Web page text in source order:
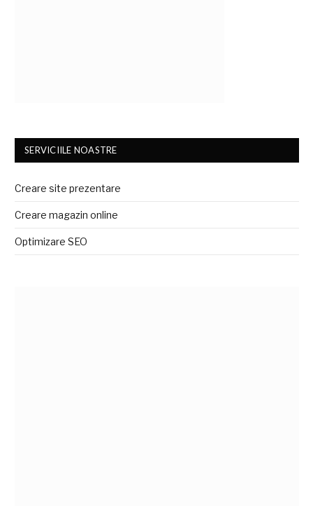
SERVICIILE NOASTRE
Creare site prezentare
Creare magazin online
Optimizare SEO